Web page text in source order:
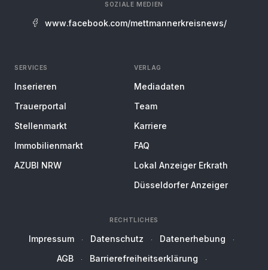
SOZIALE MEDIEN
www.facebook.com/mettmannerkreisnews/
SERVICES
Inserieren
Trauerportal
Stellenmarkt
Immobilienmarkt
AZUBI NRW
VERLAG
Mediadaten
Team
Karriere
FAQ
Lokal Anzeiger Erkrath
Düsseldorfer Anzeiger
RECHTLICHES
Impressum Datenschutz
Datenerhebung
AGB
Barrierefreiheitserklärung